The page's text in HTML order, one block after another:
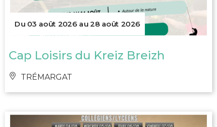
Du 03 août 2026 au 28 août 2026
Cap Loisirs du Kreiz Breizh
TRÉMARGAT